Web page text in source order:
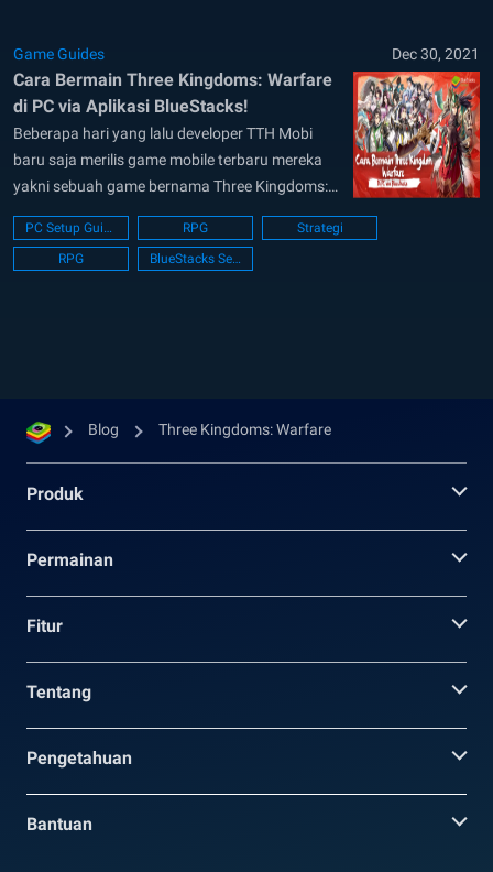
Game Guides Dec 30, 2021
Cara Bermain Three Kingdoms: Warfare
di PC via Aplikasi BlueStacks!
Beberapa hari yang lalu developer TTH Mobi
baru saja merilis game mobile terbaru mereka
yakni sebuah game bernama Three Kingdoms:
Warfare. Dari namanya saja, seharusnya kalian
sudah bisa menebak kalau game ini mengambil
inspirasi terbesar mereka lewat kisah 3
PC Setup Guide RPG
Strategi
RPG
BlueStacks Setup
Blog Three Kingdoms: Warfare
Produk
Permainan
Fitur
Tentang
Pengetahuan
Bantuan